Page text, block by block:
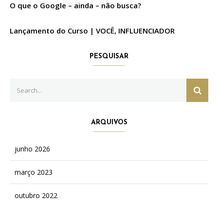
O que o Google – ainda – não busca?
Lançamento do Curso | VOCÊ, INFLUENCIADOR
PESQUISAR
for:
ARQUIVOS
junho 2026
março 2023
outubro 2022